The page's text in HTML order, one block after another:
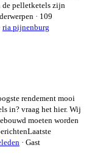
de pelletketels zijn
· 109
ria pijnenburg
rendement mooi
in? vraag het hier. Wij
moeten worden
Laatste
· Gast